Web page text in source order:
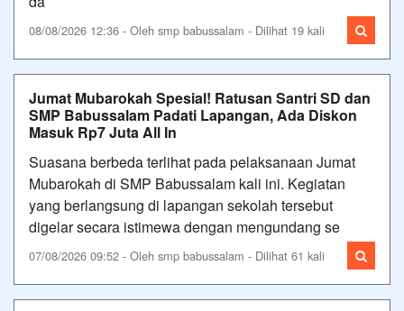
08/08/2026 12:36 - Oleh smp babussalam - Dilihat 19 kali
Jumat Mubarokah Spesial! Ratusan Santri SD dan
SMP Babussalam Padati Lapangan, Ada Diskon
Masuk Rp7 Juta All In
Suasana berbeda terlihat pada pelaksanaan Jumat
Mubarokah di SMP Babussalam kali ini. Kegiatan
yang berlangsung di lapangan sekolah tersebut
digelar secara istimewa dengan mengundang se
07/08/2026 09:52 - Oleh smp babussalam - Dilihat 61 kali